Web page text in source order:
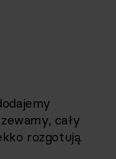
cały
rozgotują.